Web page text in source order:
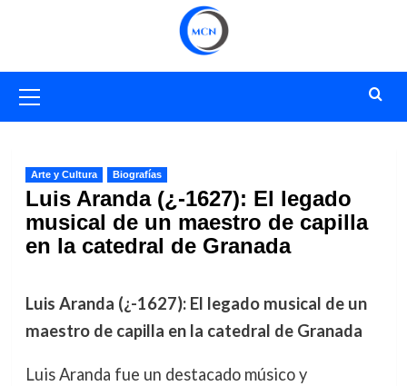
primario
Arte y Cultura Biografías
Luis Aranda (¿-1627): El legado
musical de un maestro de capilla
en la catedral de Granada
Luis Aranda (¿-1627): El legado musical de un
maestro de capilla en la catedral de Granada
Luis Aranda fue un destacado músico y